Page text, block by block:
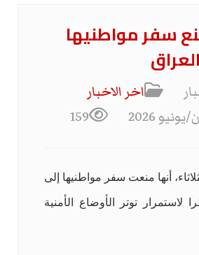
سفر مواطنيها
اخر الاخبار
159
أنها منعت سفر مواطنيها إلى
لاستمرار توتر الأوضاع الأمنية